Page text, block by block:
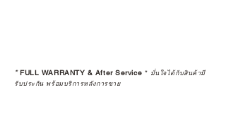
*FULL WARRANTY & After Service * มั่นใจได้กับสินค้ามี
รับประกัน พร้อมบริการหลังการขาย